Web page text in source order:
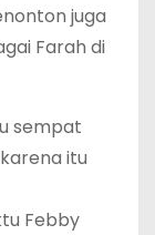
juga
Farah di
sempat
itu
Febby